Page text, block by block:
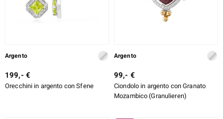
Argento
199,- €
Orecchini in argento con Sfene
Argento
99,- €
Ciondolo in argento con Granato
Mozambico (Granulieren)